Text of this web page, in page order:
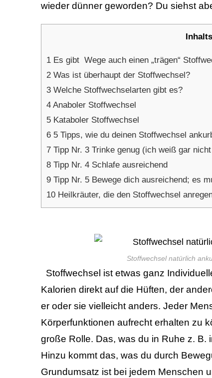
wieder dünner geworden? Du siehst
1 Es gibt Wege auch einen „trägen“
2 Was ist überhaupt der Stoffwechsel?
3 Welche Stoffwechselarten gibt es?
4 Anaboler Stoffwechsel
5 Kataboler Stoffwechsel
6 5 Tipps, wie du deinen Stoffwechsel
7 Tipp Nr. 3 Trinke genug (ich weiß gar
8 Tipp Nr. 4 Schlafe ausreichend
9 Tipp Nr. 5 Bewege dich ausreichend; es
10 Heilkräuter, die den Stoffwechsel
Stoffwechsel natürlich
Stoffwechsel ist etwas ganz
Kalorien direkt auf die Hüften, der
er oder sie vielleicht anders. Jeder
Körperfunktionen aufrecht erhalten zu
große Rolle. Das, was du in Ruhe z. B.
Hinzu kommt das, was du durch
Grundumsatz ist bei jedem Menschen